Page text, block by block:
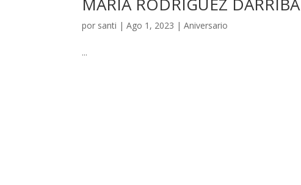
por santi |Ago 1, 2023 |Aniversario
...